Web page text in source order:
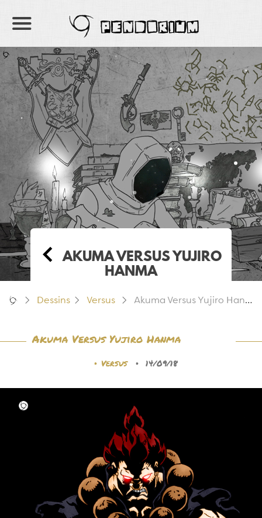
PENDORIUM
AKUMA VERSUS YUJIRO
HANMA
Dessins Versus Akuma Versus Yujiro Hanma
Akuma Versus Yujiro Hanma
• Versus • 14/09/18